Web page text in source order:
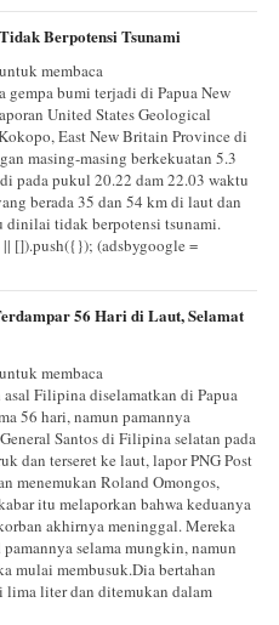
Berpotensi Tsunami
membaca
gempa bumi terjadi di Papua New
United States Geological
East New Britain Province di
masing-masing berkekuatan 5.3
pada pukul 20.22 dam 22.03 waktu
berada 35 dan 54 km di laut dan
tidak berpotensi tsunami.
[]).push({}); (adsbygoogle =
56 Hari di Laut, Selamat
membaca
Filipina diselamatkan di Papua
56 hari, namun pamannya
Santos di Filipina selatan pada
dan terseret ke laut, lapor PNG Post
menemukan Roland Omongos,
itu melaporkan bahwa keduanya
akhirnya meninggal. Mereka
selama mungkin, namun
mulai membusuk.Dia bertahan
lima liter dan ditemukan dalam